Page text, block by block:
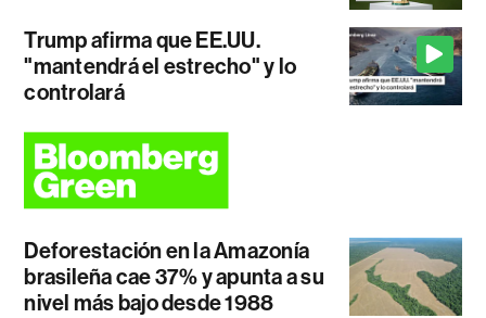
Trump afirma que EE.UU.
"mantendrá el estrecho" y lo
controlará
Deforestación en la Amazonía
brasileña cae 37% y apunta a su
nivel más bajo desde 1988